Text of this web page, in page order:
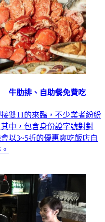
牛肋排、自助餐免費吃
雙11的來臨，不少業者紛紛
中，包含身份證字號對對
以3~5折的優惠爽吃飯店自